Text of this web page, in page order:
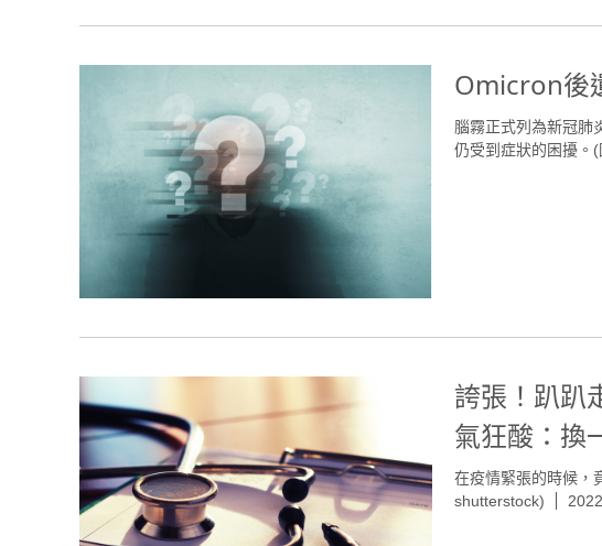
Omicron後
腦霧正式列為新冠肺
仍受到症狀的困擾。
誇張！趴
氣狂酸：換
在疫情緊張的時候，
shutterstock)